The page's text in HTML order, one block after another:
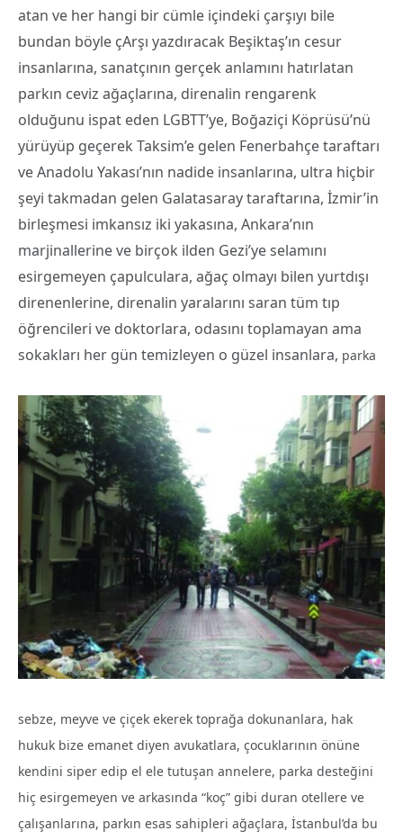
atan ve her hangi bir cümle içindeki çarşıyı bile
bundan böyle çArşı yazdıracak Beşiktaş’ın cesur
insanlarına, sanatçının gerçek anlamını hatırlatan
parkın ceviz ağaçlarına, direnalin rengarenk
olduğunu ispat eden LGBTT’ye, Boğaziçi Köprüsü’nü
yürüyüp geçerek Taksim’e gelen Fenerbahçe taraftarı
ve Anadolu Yakası’nın nadide insanlarına, ultra hiçbir
şeyi takmadan gelen Galatasaray taraftarına, İzmir’in
birleşmesi imkansız iki yakasına, Ankara’nın
marjinallerine ve birçok ilden Gezi’ye selamını
esirgemeyen çapulculara, ağaç olmayı bilen yurtdışı
direnenlerine, direnalin yaralarını saran tüm tıp
öğrencileri ve doktorlara, odasını toplamayan ama
sokakları her gün temizleyen o güzel insanlara, parka
sebze, meyve ve çiçek ekerek toprağa dokunanlara, hak
hukuk bize emanet diyen avukatlara, çocuklarının önüne
kendini siper edip el ele tutuşan annelere, parka desteğini
hiç esirgemeyen ve arkasında “koç” gibi duran otellere ve
çalışanlarına, parkın esas sahipleri ağaçlara, İstanbul’da bu